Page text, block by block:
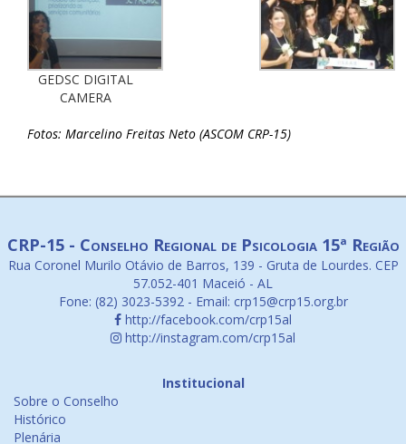
GEDSC DIGITAL
CAMERA
Fotos: Marcelino Freitas Neto (ASCOM CRP-15)
CRP-15 - Conselho Regional de Psicologia 15ª Região
Rua Coronel Murilo Otávio de Barros, 139 - Gruta de Lourdes. CEP
57.052-401 Maceió - AL
Fone: (82) 3023-5392 - Email: crp15@crp15.org.br
http://facebook.com/crp15al
http://instagram.com/crp15al
Institucional
Sobre o Conselho
Histórico
Plenária